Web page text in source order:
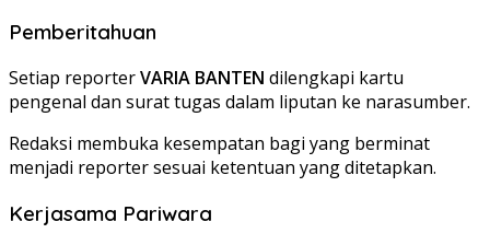
Pemberitahuan
Setiap reporterVARIA BANTEN dilengkapi kartu
pengenal dan surat tugas dalam liputan ke narasumber.
Redaksi membuka kesempatan bagi yang berminat
menjadi reporter sesuai ketentuan yang ditetapkan.
Kerjasama Pariwara